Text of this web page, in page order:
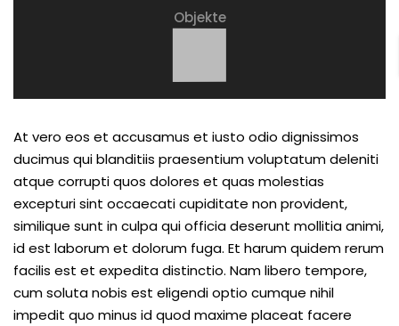
Objekte
At vero eos et accusamus et iusto odio dignissimos
ducimus qui blanditiis praesentium voluptatum deleniti
atque corrupti quos dolores et quas molestias
excepturi sint occaecati cupiditate non provident,
similique sunt in culpa qui officia deserunt mollitia animi,
id est laborum et dolorum fuga. Et harum quidem rerum
facilis est et expedita distinctio. Nam libero tempore,
cum soluta nobis est eligendi optio cumque nihil
impedit quo minus id quod maxime placeat facere